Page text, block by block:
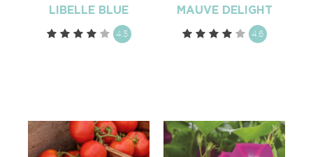
LIBELLE BLUE
4.5
MAUVE DELIGHT
4.6